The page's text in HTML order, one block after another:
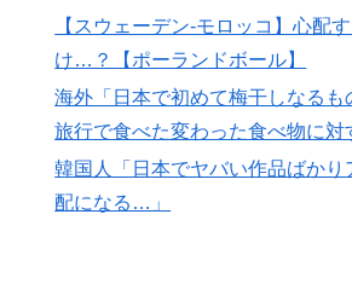
▶ 外国人「米・ジャガイモ・パン・麺
▶ 海外「StumbleUponが恋しいんじゃ
話
【スウェーデン-モロッコ】心配
け…？【ポーランドボール】
海外「日本で初めて梅干しなるも
旅行で食べた変わった食べ物に対
韓国人「日本でヤバい作品ばかり
配になる…」